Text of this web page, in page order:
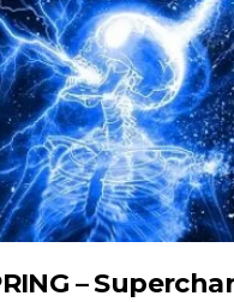
–